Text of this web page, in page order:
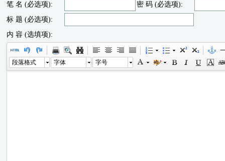
笔 名 (必选项):
密 码 (必选项):
标 题 (必选项):
内 容 (选填项):
段落格式 字体 字号